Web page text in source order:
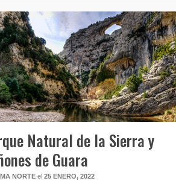
Natural de la Sierra y
de Guara
NORTE el 25 ENERO, 2022